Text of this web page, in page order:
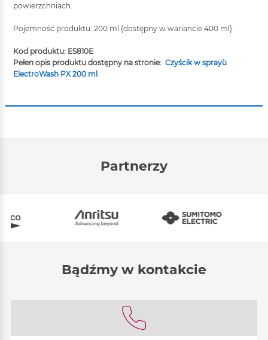
powierzchniach.
Pojemność produktu: 200 ml (dostępny w wariancie 400 ml).
Kod produktu: ES810E
Pełen opis produktu dostępny na stronie: Czyścik w spray`u
ElectroWash PX 200 ml
Partnerzy
Bądźmy w kontakcie